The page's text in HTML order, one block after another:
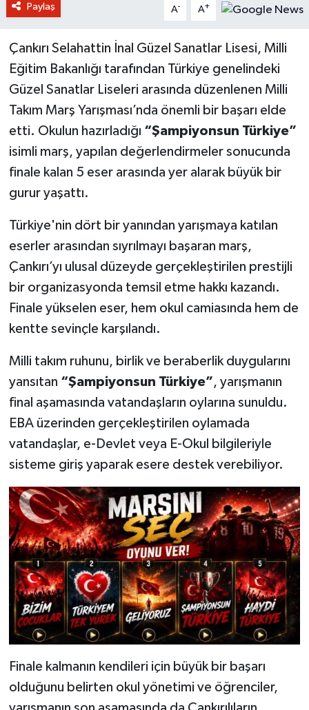
Paylaş A- A+
Çankırı Selahattin İnal Güzel Sanatlar Lisesi, Milli
Eğitim Bakanlığı tarafından Türkiye genelindeki
Güzel Sanatlar Liseleri arasında düzenlenen Milli
Takım Marş Yarışması’nda önemli bir başarı elde
etti. Okulun hazırladığı “Şampiyonsun Türkiye”
isimli marş, yapılan değerlendirmeler sonucunda
finale kalan 5 eser arasında yer alarak büyük bir
gurur yaşattı.
Türkiye'nin dört bir yanından yarışmaya katılan
eserler arasından sıyrılmayı başaran marş,
Çankırı’yı ulusal düzeyde gerçekleştirilen prestijli
bir organizasyonda temsil etme hakkı kazandı.
Finale yükselen eser, hem okul camiasında hem de
kentte sevinçle karşılandı.
Milli takım ruhunu, birlik ve beraberlik duygularını
yansıtan “Şampiyonsun Türkiye”, yarışmanın
final aşamasında vatandaşların oylarına sunuldu.
EBA üzerinden gerçekleştirilen oylamada
vatandaşlar, e-Devlet veya E-Okul bilgileriyle
sisteme giriş yaparak esere destek verebiliyor.
Finale kalmanın kendileri için büyük bir başarı
olduğunu belirten okul yönetimi ve öğrenciler,